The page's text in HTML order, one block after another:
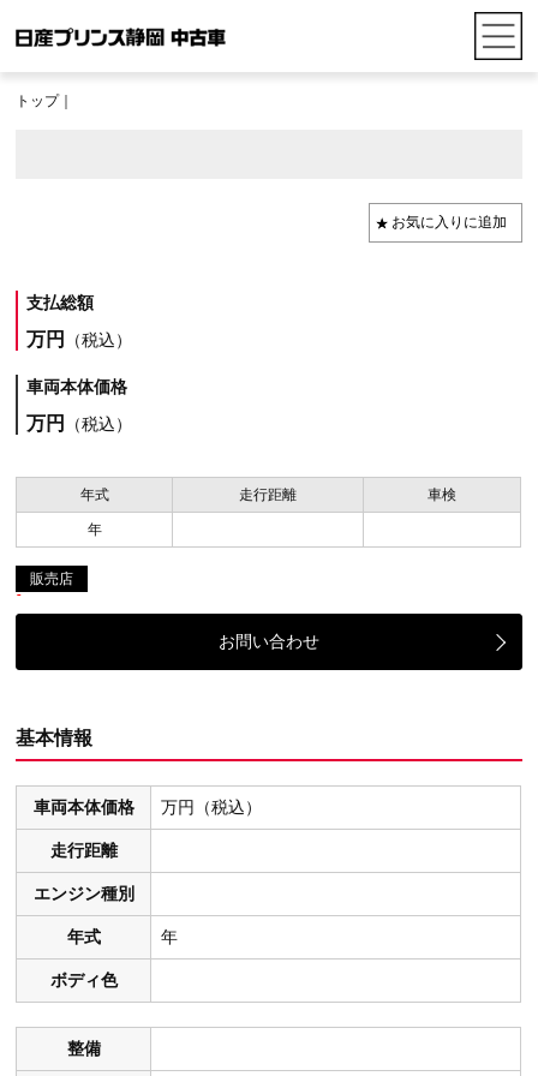
トップ｜
支払総額
万円 （税込）
車両本体価格
万円 （税込）
年式 走行距離 車検
年
販売店
お問い合わせ
基本情報
車両本体価格 万円（税込）
走行距離
エンジン種別
年式 年
ボディ色
整備